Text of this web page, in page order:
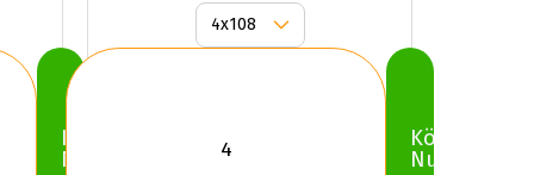
Köp
Nu
Köp
Nu